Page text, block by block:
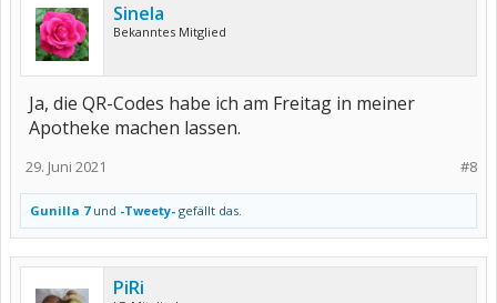
Sinela
Bekanntes Mitglied
Ja, die QR-Codes habe ich am Freitag in meiner
Apotheke machen lassen.
#8
29. Juni 2021
Gunilla 7und -Tweety- gefällt das.
PiRi